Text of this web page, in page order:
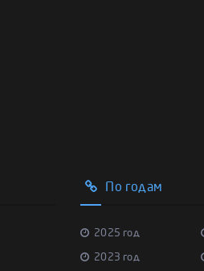
По годам
2025 год
2023 год